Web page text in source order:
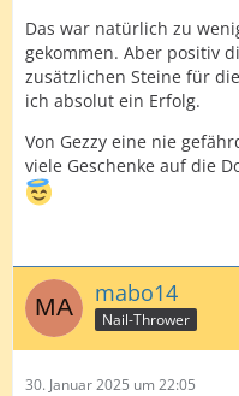
Das war natürlich zu
gekommen. Aber positiv
zusätzlichen Steine für
ich absolut ein Erfolg.
Von Gezzy eine nie
viele Geschenke auf die
mabo14
Nail-Thrower
30. Januar 2025 um 22:05